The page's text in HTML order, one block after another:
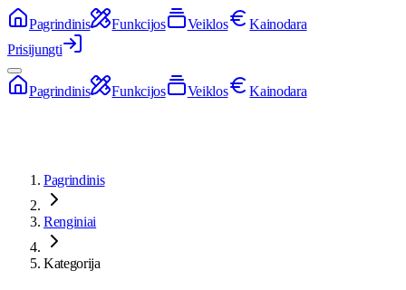
Pagrindinis Funkcijos Veiklos
Kainodara
Prisijungti
Pagrindinis Funkcijos Veiklos Kainodara
Pagrindinis
Renginiai
Kategorija